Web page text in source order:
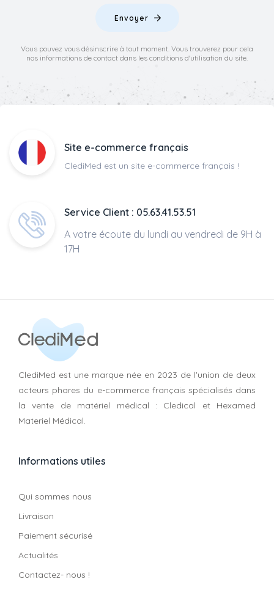
Envoyer
Vous pouvez vous désinscrire à tout moment. Vous trouverez pour cela
nos informations de contact dans les conditions d'utilisation du site.
Site e-commerce français
ClediMed est un site e-commerce français !
Service Client : 05.63.41.53.51
A votre écoute du lundi au vendredi de 9H à
17H
ClediMed est une marque née en 2023 de l'union de deux
acteurs phares du e-commerce français spécialisés dans
la vente de matériel médical : Cledical et Hexamed
Materiel Médical.
Informations utiles
Qui sommes nous
Livraison
Paiement sécurisé
Actualités
Contactez- nous !